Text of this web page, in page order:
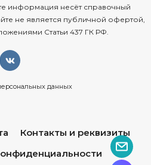
информация несёт справочный
не является публичной офертой,
Статьи 437 ГК РФ.
данных
Контакты и реквизиты